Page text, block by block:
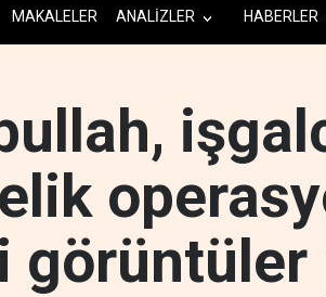
MAKALELER ANALİZLER HABERLER
görüntüler